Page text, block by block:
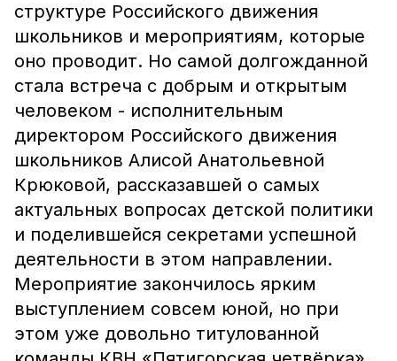
структуре Российского движения
школьников и мероприятиям, которые
оно проводит. Но самой долгожданной
стала встреча с добрым и открытым
человеком - исполнительным
директором Российского движения
школьников Алисой Анатольевной
Крюковой, рассказавшей о самых
актуальных вопросах детской политики
и поделившейся секретами успешной
деятельности в этом направлении.
Мероприятие закончилось ярким
выступлением совсем юной, но при
этом уже довольно титулованной